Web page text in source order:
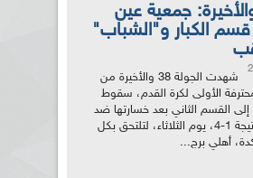
38 والأخيرة: جمعية عين
قسم الكبار و"الشباب"
شهدت الجولة 38 والأخيرة من
الأولى لكرة القدم، سقوط
القسم الثاني بعد خسارتها ضد
شبيبة الساورة بنتيجة 1-4، يوم الثلاثاء، لتلتحق بكل
أهلي برج...